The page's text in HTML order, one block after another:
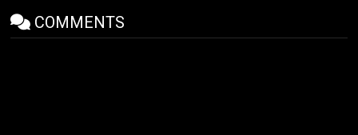
COMMENTS